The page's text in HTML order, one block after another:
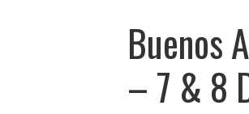
Buenos
– 7 & 8